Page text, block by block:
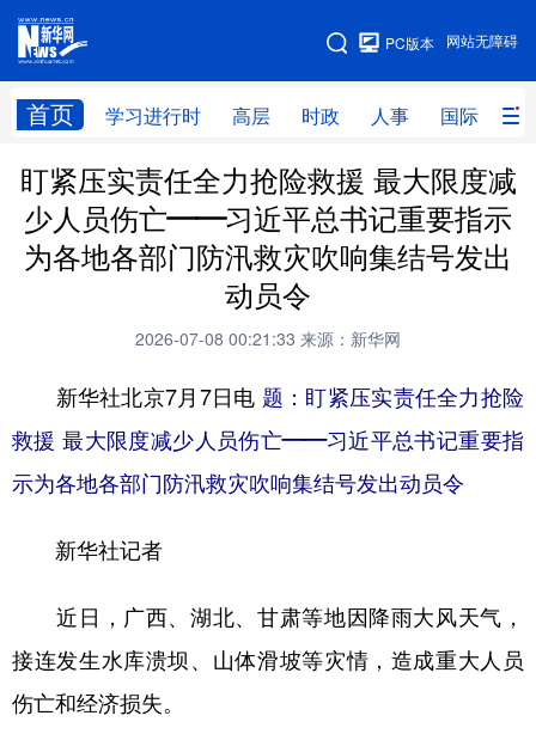
网站无障碍
PC版本
首页 学习进行时 高层 时政 人事 国际 财
网站地图
学习进行时 高层 时政 人事
国际 网评 港澳
科创 量子
访谈 视频 图片 政务
法律 中央文件 金融 汽车
城市 旅游 能源 会展
盯紧压实责任全力抢险救援 最大限度减
少人员伤亡——习近平总书记重要指示
为各地各部门防汛救灾吹响集结号发出
动员令
2026-07-08 00:21:33 来源：新华网
新华社北京7月7日电 题：盯紧压实责任全力抢险
救援 最大限度减少人员伤亡——习近平总书记重要指
示为各地各部门防汛救灾吹响集结号发出动员令
新华社记者
近日，广西、湖北、甘肃等地因降雨大风天气，
接连发生水库溃坝、山体滑坡等灾情，造成重大人员
伤亡和经济损失。